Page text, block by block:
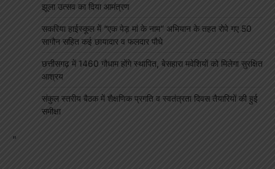
झूला उत्सव का दिया आमंत्रण
सकरिया हाईस्कूल में “एक पेड़ मां के नाम” अभियान के तहत रोपे गए 50
सागौन सहित कई छायादार व फलदार पौधे
छत्तीसगढ़ में 1460 गौधाम होंगे स्थापित, बेसहारा मवेशियों को मिलेगा सुरक्षित
आश्रय
संकुल स्तरीय बैठक में शैक्षणिक प्रगति व स्वतंत्रता दिवस तैयारियों की हुई
समीक्षा
"